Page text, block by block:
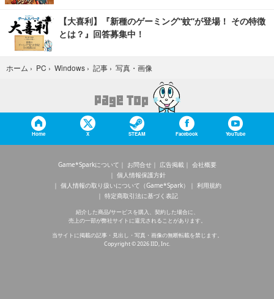
【大喜利】『新種のゲーミング“蚊”が登場！ その特徴
とは？』回答募集中！
ホーム › PC › Windows › 記事 › 写真・画像
Home X STEAM Facebook YouTube
Game*Sparkについて お問合せ 広告掲載
会社概要
個人情報保護方針
個人情報の取り扱いについて（Game*Spark）
利用規約
特定商取引法に基づく表記
紹介した商品/サービスを購入、契約した場合に、
売上の一部が弊社サイトに還元されることがあります。
当サイトに掲載の記事・見出し・写真・画像の無断転載を禁じます。
Copyright © 2026 IID, Inc.